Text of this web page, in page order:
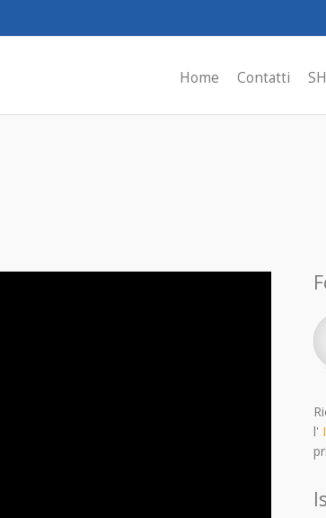
Home Contatti
l'